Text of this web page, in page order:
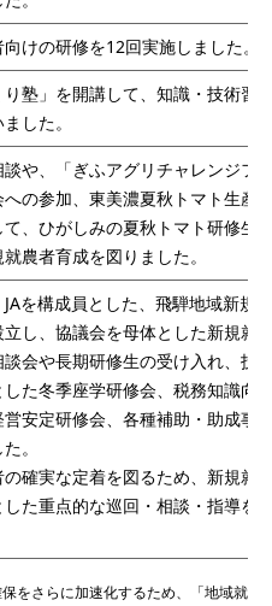
けの研修を12回実施しました。
り塾」を開講して、知識・技術習
した。
や、「ぎふアグリチャレンジフ
の参加、東美濃夏秋トマト生産
、ひがしみの夏秋トマト研修生
農者育成を図りました。
を構成員とした、飛騨地域新規
し、協議会を母体とした新規就
談会や長期研修生の受け入れ、技
た冬季座学研修会、税務知識向
営安定研修会、各種補助・助成事
。
の確実な定着を図るため、新規就
した重点的な巡回・相談・指導を
をさらに加速化するため、「地域就